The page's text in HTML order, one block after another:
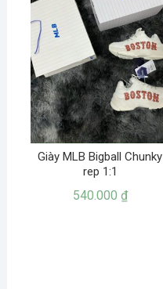
Giày MLB Bigball Chunky
rep 1:1
540.000 ₫